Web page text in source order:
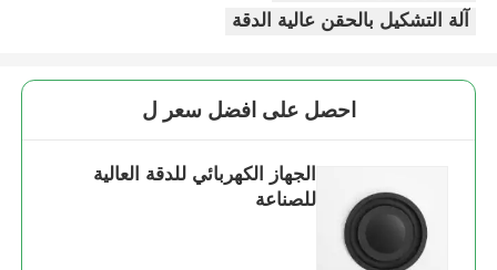
آلة التشكيل بالحقن عالية الدقة
احصل على افضل سعر ل
الجهاز الكهربائي للدقة العالية
للصناعة